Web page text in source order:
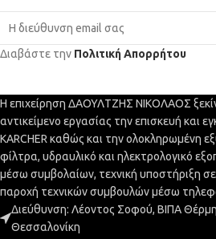
Διαβάστε την Πολιτική Απορρήτου
Η επιχείρηση ΔΑΟΥΛΤΖΗΣ ΝΙΚΟΛΑΟΣ
αντικείμενο εργασίας την επισκευή
KARCHER καθώς και την ολοκληρωμένη
φίλτρα, υδραυλικό και ηλεκτρολογικό
μέσω συμβολαίων, τεχνική υποστήριξη
παροχή τεχνικών συμβουλών μέσω
Διεύθυνση: Λέοντος Σοφού, ΒΙΠΑ
Θεσσαλονίκη